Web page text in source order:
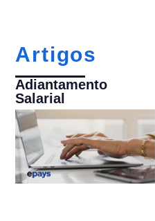
Artigos
Adiantamento
Salarial